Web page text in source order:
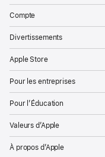
Compte
Divertissements
Apple Store
Pour les entreprises
Pour l’Éducation
Valeurs d’Apple
À propos d’Apple